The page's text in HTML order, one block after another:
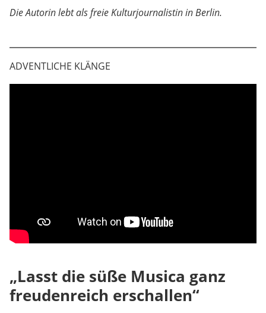
„Lasst die süße Musica ganz
freudenreich erschallen“